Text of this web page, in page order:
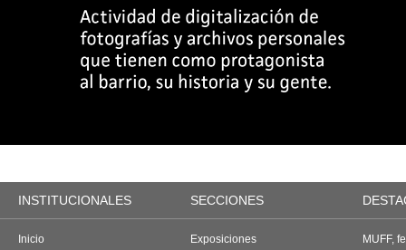
INSTITUCIONALES SECCIONES
Inicio
Exposiciones
MUFF,